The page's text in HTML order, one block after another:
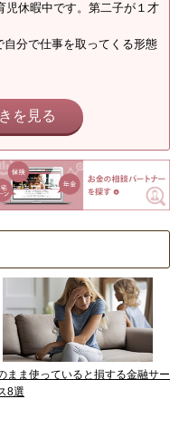
児休暇中です。第二子が１才
分で仕事を取ってくる形態
を見る
まま使っていると損する金融サー
8選